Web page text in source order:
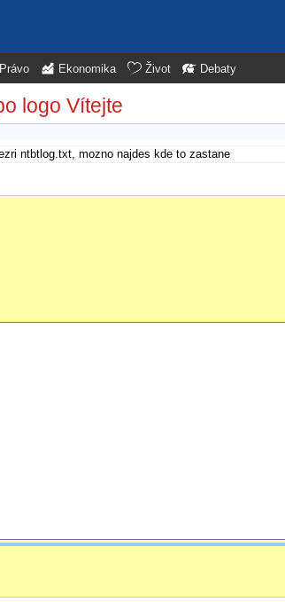
Právo Ekonomika Život Debaty
logo Vítejte
ntbtlog.txt, mozno najdes kde to zastane